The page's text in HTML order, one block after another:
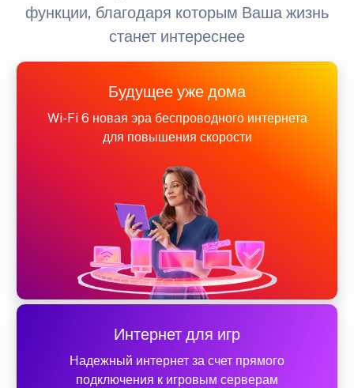
функции, благодаря которым Ваша жизнь
станет интереснее
Будущее уже дома
Wi-Fi 6 новая эра беспроводного интернета
для повышения скорости
Интернет для игр
Надежный интернет за счет прямого
подключения к игровым серверам